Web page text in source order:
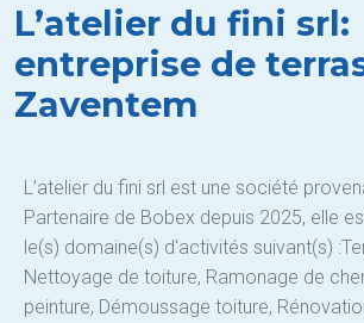
L’atelier du fini srl:
entreprise de
Zaventem
L’atelier du fini srl est une société
Partenaire de Bobex depuis 2025, elle
le(s) domaine(s) d'activités suivant(s)
Nettoyage de toiture, Ramonage de
peinture, Démoussage toiture,